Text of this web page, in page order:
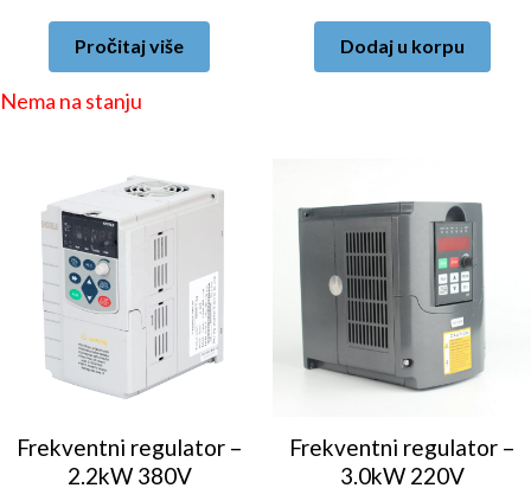
Pročitaj više
Nema na stanju
Dodaj u korpu
Frekventni regulator –
2.2kW 380V
Frekventni regulator –
3.0kW 220V